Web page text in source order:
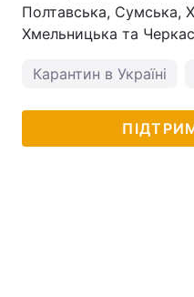
Полтавська, Сумська,
Хмельницька та
Карантин в Україні